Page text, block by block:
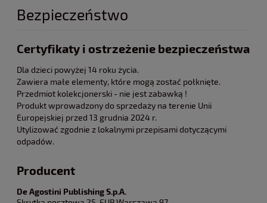
Bezpieczeństwo
Certyfikaty i ostrzeżenie bezpieczeństwa
Dla dzieci powyżej 14 roku życia.
Zawiera małe elementy, które mogą zostać połknięte.
Przedmiot kolekcjonerski - nie jest zabawką !
Produkt wprowadzony do sprzedaży na terenie Unii
Europejskiej przed 13 grudnia 2024 r.
Utylizować zgodnie z lokalnymi przepisami dotyczącymi
odpadów.
Producent
De Agostini Publishing S.p.A.